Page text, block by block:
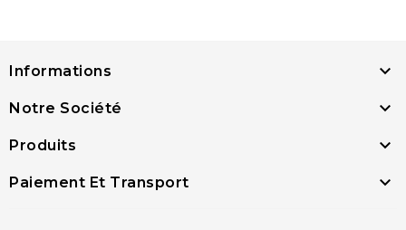
Informations 
Notre Société 
Produits 
Paiement Et Transport 